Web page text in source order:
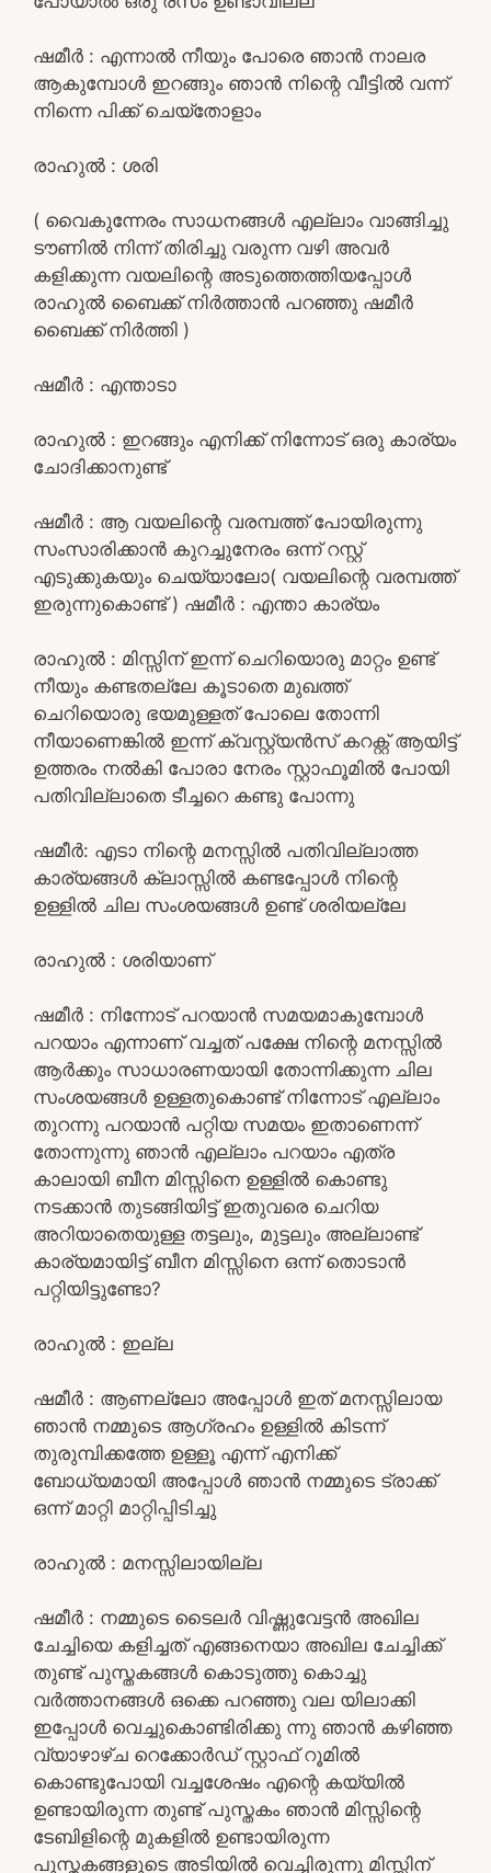
ഷമീർ : എന്നാൽ നീയും പോരെ ഞാൻ നാലര
ആകുമ്പോൾ ഇറങ്ങും ഞാൻ നിന്റെ വീട്ടിൽ വന്ന്
നിന്നെ പിക്ക് ചെയ്തോളാം
രാഹുൽ : ശരി
( വൈകുന്നേരം സാധനങ്ങൾ എല്ലാം വാങ്ങിച്ചു
ടൗണിൽ നിന്ന് തിരിച്ചു വരുന്ന വഴി അവർ
കളിക്കുന്ന വയലിന്റെ അടുത്തെത്തിയപ്പോൾ
രാഹുൽ ബൈക്ക് നിർത്താൻ പറഞ്ഞു ഷമീർ
ബൈക്ക് നിർത്തി )
ഷമീർ : എന്താടാ
രാഹുൽ : ഇറങ്ങും എനിക്ക് നിന്നോട് ഒരു കാര്യം
ചോദിക്കാനുണ്ട്
ഷമീർ : ആ വയലിന്റെ വരമ്പത്ത് പോയിരുന്നു
സംസാരിക്കാൻ കുറച്ചുനേരം ഒന്ന് റസ്റ്റ്
എടുക്കുകയും ചെയ്യാലോ( വയലിന്റെ വരമ്പത്ത്
ഇരുന്നുകൊണ്ട് ) ഷമീർ : എന്താ കാര്യം
രാഹുൽ : മിസ്സിന് ഇന്ന് ചെറിയൊരു മാറ്റം ഉണ്ട്
നീയും കണ്ടതല്ലേ കൂടാതെ മുഖത്ത്
ചെറിയൊരു ഭയമുള്ളത് പോലെ തോന്നി
നീയാണെങ്കിൽ ഇന്ന് ക്വസ്റ്റ്യൻസ് കറക്റ്റ് ആയിട്ട്
ഉത്തരം നൽകി പോരാ നേരം സ്റ്റാഫൂമിൽ പോയി
പതിവില്ലാതെ ടീച്ചറെ കണ്ടു പോന്നു
ഷമീർ: എടാ നിന്റെ മനസ്സിൽ പതിവില്ലാത്ത
കാര്യങ്ങൾ ക്ലാസ്സിൽ കണ്ടപ്പോൾ നിന്റെ
ഉള്ളിൽ ചില സംശയങ്ങൾ ഉണ്ട് ശരിയല്ലേ
രാഹുൽ : ശരിയാണ്
ഷമീർ : നിന്നോട് പറയാൻ സമയമാകുമ്പോൾ
പറയാം എന്നാണ് വച്ചത് പക്ഷേ നിന്റെ മനസ്സിൽ
ആർക്കും സാധാരണയായി തോന്നിക്കുന്ന ചില
സംശയങ്ങൾ ഉള്ളതുകൊണ്ട് നിന്നോട് എല്ലാം
തുറന്നു പറയാൻ പറ്റിയ സമയം ഇതാണെന്ന്
തോന്നുന്നു ഞാൻ എല്ലാം പറയാം എത്ര
കാലായി ബീന മിസ്സിനെ ഉള്ളിൽ കൊണ്ടു
നടക്കാൻ തുടങ്ങിയിട്ട് ഇതുവരെ ചെറിയ
അറിയാതെയുള്ള തട്ടലും, മുട്ടലും അല്ലാണ്ട്
കാര്യമായിട്ട് ബീന മിസ്സിനെ ഒന്ന് തൊടാൻ
പറ്റിയിട്ടുണ്ടോ?
രാഹുൽ : ഇല്ല
ഷമീർ : ആണല്ലോ അപ്പോൾ ഇത് മനസ്സിലായ
ഞാൻ നമ്മുടെ ആഗ്രഹം ഉള്ളിൽ കിടന്ന്
തുരുമ്പിക്കത്തേ ഉള്ളൂ എന്ന് എനിക്ക്
ബോധ്യമായി അപ്പോൾ ഞാൻ നമ്മുടെ ട്രാക്ക്
ഒന്ന് മാറ്റി മാറ്റിപ്പിടിച്ചു
രാഹുൽ : മനസ്സിലായില്ല
ഷമീർ : നമ്മുടെ ടൈലർ വിഷ്ണുവേട്ടൻ അഖില
ചേച്ചിയെ കളിച്ചത് എങ്ങനെയാ അഖില ചേച്ചിക്ക്
തുണ്ട് പുസ്തകങ്ങൾ കൊടുത്തു കൊച്ചു
വർത്താനങ്ങൾ ഒക്കെ പറഞ്ഞു വല യിലാക്കി
ഇപ്പോൾ വെച്ചുകൊണ്ടിരിക്കു ന്നു ഞാൻ കഴിഞ്ഞ
വ്യാഴാഴ്ച റെക്കോർഡ് സ്റ്റാഫ് റൂമിൽ
കൊണ്ടുപോയി വച്ചശേഷം എന്റെ കയ്യിൽ
ഉണ്ടായിരുന്ന തുണ്ട് പുസ്തകം ഞാൻ മിസ്സിന്റെ
ടേബിളിന്റെ മുകളിൽ ഉണ്ടായിരുന്ന
പുസ്തകങ്ങളുടെ അടിയിൽ വെച്ചിരുന്നു മിസ്സിന്